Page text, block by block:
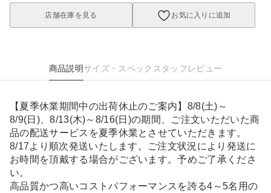
店舗在庫を見る お気に入りに追加
商品説明サイズ・スペック スタッフレビュー
【夏季休業期間中の出荷休止のご案内】8/8(土)～
8/9(日)、8/13(木)～8/16(日)の期間、ご注文いただいた商
品の配送サービスを夏季休業とさせていただきます。
8/17より順次発送いたします。ご注文状況により発送に
お時間を頂戴する場合がございます。予めご了承くださ
い。
高品質かつ高いコストパフォーマンスを誇る4～5名用の